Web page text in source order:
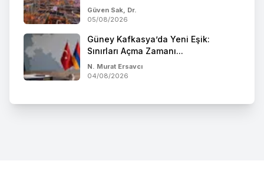
Güven Sak, Dr.
05/08/2026
Güney Kafkasya’da Yeni Eşik:
Sınırları Açma Zamanı...
N. Murat Ersavcı
04/08/2026